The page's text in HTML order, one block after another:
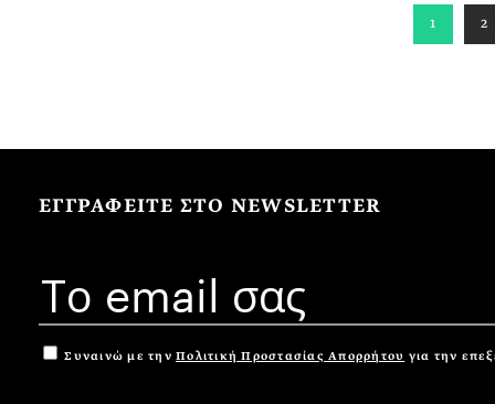
1 2
ΕΓΓΡΑΦΕΙΤΕ ΣΤΟ NEWSLETTER
Συναινώ με την Πολιτική Προστασίας Απορρήτου για την